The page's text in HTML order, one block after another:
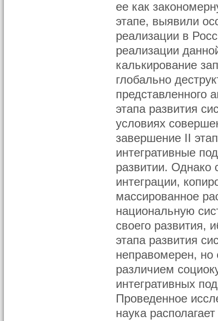
ее как
этапе, выявили
реализации в
реализации
калькирование
глобально
представленного
этапа развития
условиях
завершение II
интегративные
развитии. Однако
интеграции,
массированное
национальную
своего развития,
этапа развития
неправомерен, но
различием
интегративных
Проведенное
наука